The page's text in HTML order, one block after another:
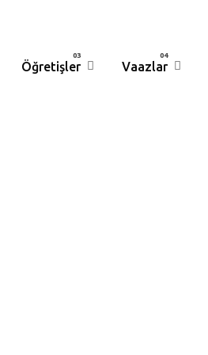
Öğretişler Vaazlar